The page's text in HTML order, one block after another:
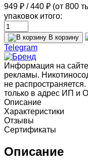
949 ₽ /440 ₽ (от 800
упаковок итого:
В корзину
Telegram
Информация на
рекламы.
не
только в адрес ИП
Описание
Характеристики
Отзывы
Сертификаты
Описание